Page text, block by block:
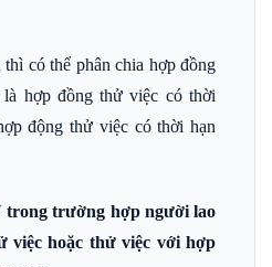
có thể phân chia hợp đồng
hợp đồng thử việc có thời
động thử việc có thời hạn
trong trường hợp người lao
việc hoặc thử việc với hợp